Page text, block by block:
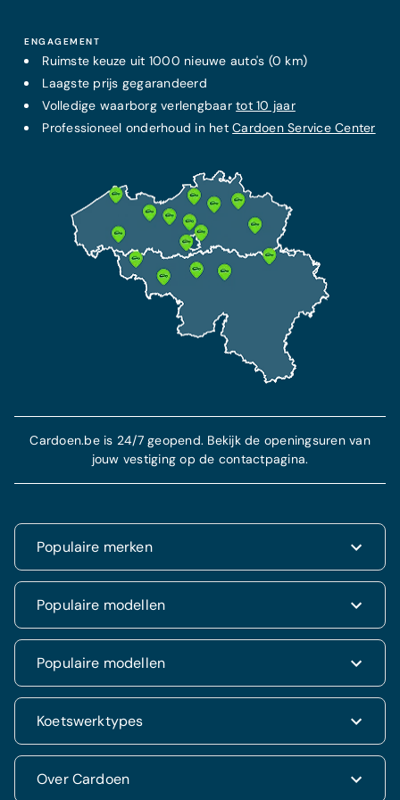
VAST MAANDELIJKS PAKKET
Service + onderhoudscontract
€65/maand
Extra garantie tot 10 jaar
Alle onderhoudskosten inbegrepen
Alle technische reparatiekosten inbegrepen
7 jaar pechhulp inbegrepen
Meer informatie
DE BESTE BESCHERMING
Vanaf 60 €/maand
Deze verzekering bevat een BA verzekering en
beschermt je in geval van diefstal en ongeval.
Meer info
ENGAGEMENT
Ruimste keuze uit 1000 nieuwe auto's (0 km)
Laagste prijs gegarandeerd
Volledige waarborg verlengbaartot 10 jaar
Professioneel onderhoud in hetCardoen Service Center
Populaire merken
Renault
Dacia
Volkswagen
Hyundai
Kia
Mercedes
Opel
Populaire modellen
Renault Clio
Fiat 500
Hyundai Tucson
Kia Rio
Nissan Qashqai
Populaire modellen
Hyundai i20
Jeep Renegade
Volkswagen Golf VII
Koetswerktypes
SUV & 4x4
Cardoen.be is 24/7 geopend. Bekijk de openingsuren van
jouw vestiging op de contactpagina.
Over Cardoen